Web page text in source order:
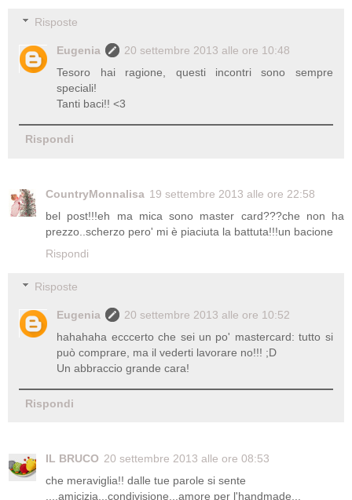
Risposte
Eugenia
20 settembre 2013 alle ore 10:48
Tesoro hai ragione, questi incontri sono sempre
speciali!
Tanti baci!! <3
Rispondi
CountryMonnalisa 19 settembre 2013 alle ore 22:58
bel post!!!eh ma mica sono master card???che non ha
prezzo..scherzo pero' mi è piaciuta la battuta!!!un bacione
Rispondi
Risposte
Eugenia
20 settembre 2013 alle ore 10:52
hahahaha ecccerto che sei un po' mastercard: tutto si
può comprare, ma il vederti lavorare no!!! ;D
Un abbraccio grande cara!
Rispondi
IL BRUCO 20 settembre 2013 alle ore 08:53
che meraviglia!! dalle tue parole si sente
....amicizia...condivisione...amore per l'handmade...